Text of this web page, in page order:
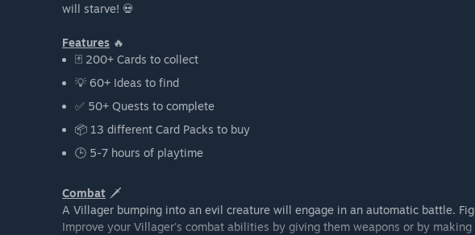
will starve! 💀
Features 🔥
🃏 200+ Cards to collect
💡 60+ Ideas to find
✅ 50+ Quests to complete
📦 13 different Card Packs to buy
🕒 5-7 hours of playtime
Combat 🗡️
A Villager bumping into an evil creature will engage in an automatic battle.
Improve your Villager's combat abilities by giving them weapons or by